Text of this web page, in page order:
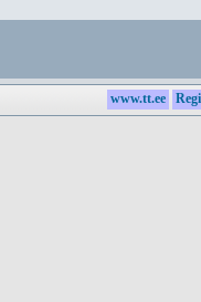
www.tt.ee